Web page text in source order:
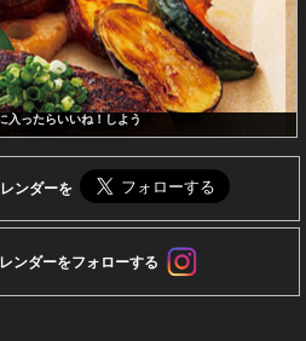
入ったらいいね！しよう
ンダーを
ンダーをフォローする